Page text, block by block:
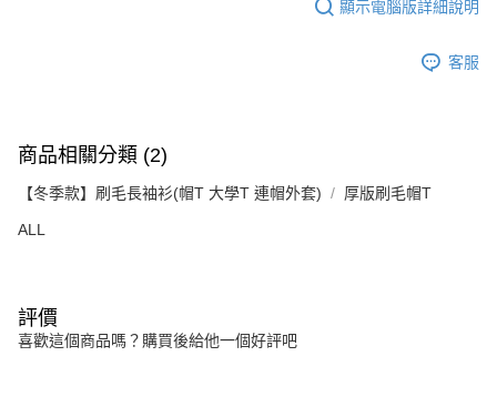
顯示電腦版詳細說明
客服
商品相關分類 (2)
【冬季款】刷毛長袖衫(帽T 大學T 連帽外套) 厚版刷毛帽T
ALL
評價
喜歡這個商品嗎？購買後給他一個好評吧